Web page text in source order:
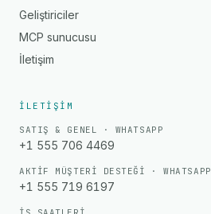
Geliştiriciler
MCP sunucusu
İletişim
İLETIŞIM
SATIŞ & GENEL · WHATSAPP
+1 555 706 4469
AKTIF MÜŞTERI DESTEĞI · WHATSAPP
+1 555 719 6197